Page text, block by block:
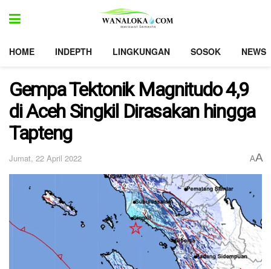
HOME INDEPTH LINGKUNGAN SOSOK NEWS
Gempa Tektonik Magnitudo 4,9
di Aceh Singkil Dirasakan hingga
Tapteng
Jumat, 22 April 2022 AA